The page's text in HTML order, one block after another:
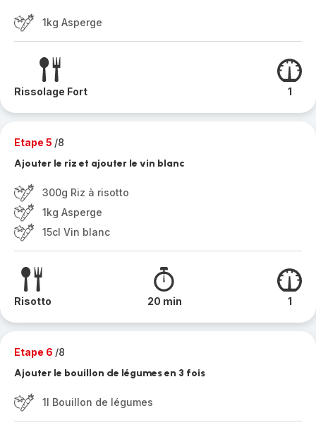
1kg Asperge
Rissolage Fort 1
Etape 5 /8
Ajouter le riz et ajouter le vin blanc
300g Riz à risotto
1kg Asperge
15cl Vin blanc
Risotto 20 min 1
Etape 6 /8
Ajouter le bouillon de légumes en 3 fois
1l Bouillon de légumes